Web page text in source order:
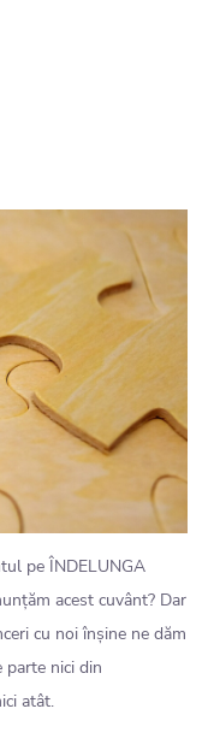
pe ÎNDELUNGA
acest cuvânt? Dar
cu noi înșine ne dăm
parte nici din
atât.